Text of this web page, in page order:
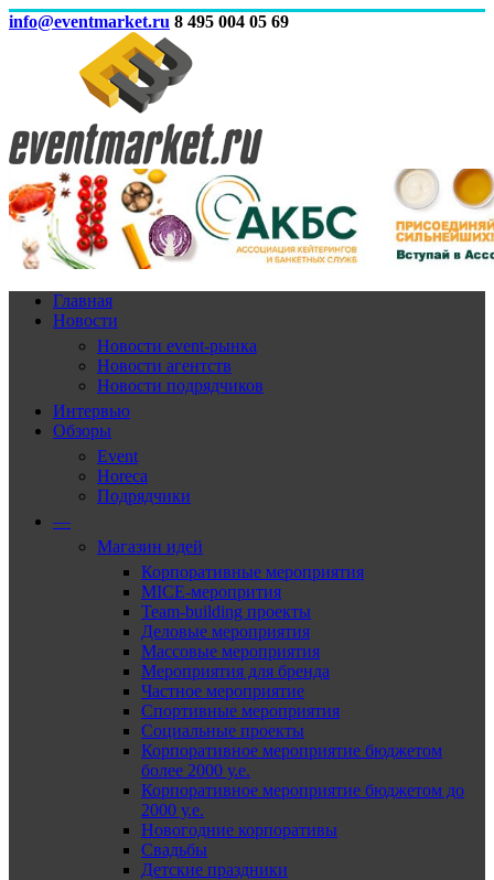
info@eventmarket.ru 8 495 004 05 69
Главная
Новости
Новости event-рынка
Новости агентств
Новости подрядчиков
Интервью
Обзоры
Event
Horeca
Подрядчики
—
Магазин идей
Корпоративные мероприятия
MICE-меропрития
Team-building проекты
Деловые мероприятия
Массовые мероприятия
Мероприятия для бренда
Частное мероприятие
Спортивные мероприятия
Социальные проекты
Корпоративное мероприятие бюджетом
более 2000 у.е.
Корпоративное мероприятие бюджетом до
2000 у.е.
Новогодние корпоративы
Свадьбы
Детские праздники